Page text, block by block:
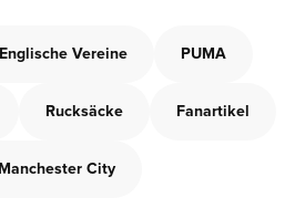
Englische Vereine PUMA
Rucksäcke Fanartikel
Manchester City